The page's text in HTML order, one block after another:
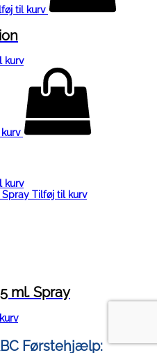
til kurv
kurv
kurv
Tilføj til kurv
ml. Spray
Førstehjælp: